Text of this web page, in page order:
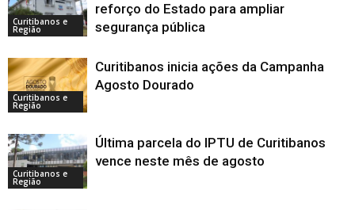
Curitibanos e
Região
reforço do Estado para ampliar
segurança pública
Curitibanos e
Região
Curitibanos inicia ações da Campanha
Agosto Dourado
Curitibanos e
Região
Última parcela do IPTU de Curitibanos
vence neste mês de agosto